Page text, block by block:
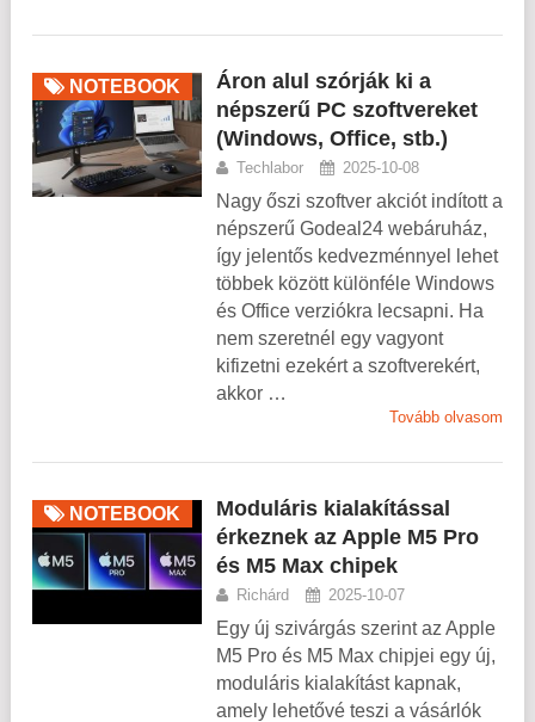
NOTEBOOK
Áron alul szórják ki a
népszerű PC szoftvereket
(Windows, Office, stb.)
Techlabor 2025-10-08
Nagy őszi szoftver akciót indított a
népszerű Godeal24 webáruház,
így jelentős kedvezménnyel lehet
többek között különféle Windows
és Office verziókra lecsapni. Ha
nem szeretnél egy vagyont
kifizetni ezekért a szoftverekért,
akkor …
Tovább olvasom
NOTEBOOK
Moduláris kialakítással
érkeznek az Apple M5 Pro
és M5 Max chipek
Richárd 2025-10-07
Egy új szivárgás szerint az Apple
M5 Pro és M5 Max chipjei egy új,
moduláris kialakítást kapnak,
amely lehetővé teszi a vásárlók